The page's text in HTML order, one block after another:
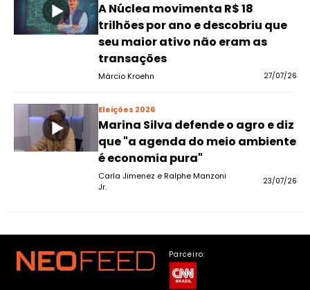
A Núclea movimenta R$ 18
trilhões por ano e descobriu que
seu maior ativo não eram as
transações
Márcio Kroehn 27/07/26
Eleições 2026
Marina Silva defende o agro e diz
que "a agenda do meio ambiente
é economia pura"
Carla Jimenez e Ralphe Manzoni
Jr.
23/07/26
Parceiro: